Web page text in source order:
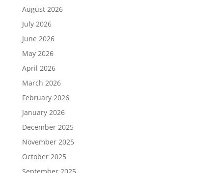
August 2026
July 2026
June 2026
May 2026
April 2026
March 2026
February 2026
January 2026
December 2025
November 2025
October 2025